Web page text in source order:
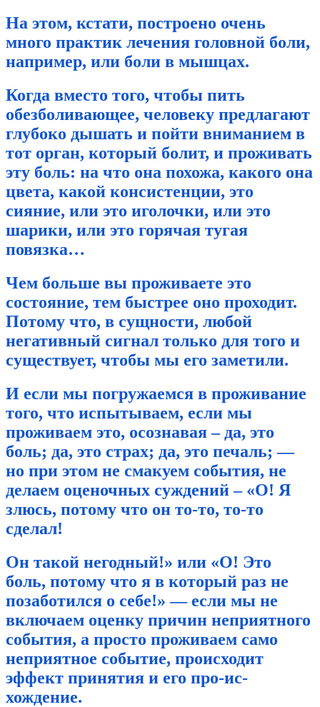
На этом, кстати, построено очень
много практик лечения головной боли,
например, или боли в мышцах.
Когда вместо того, чтобы пить
обезболивающее, человеку предлагают
глубоко дышать и пойти вниманием в
тот орган, который болит, и проживать
эту боль: на что она похожа, какого она
цвета, какой консистенции, это
сияние, или это иголочки, или это
шарики, или это горячая тугая
повязка…
Чем больше вы проживаете это
состояние, тем быстрее оно проходит.
Потому что, в сущности, любой
негативный сигнал только для того и
существует, чтобы мы его заметили.
И если мы погружаемся в проживание
того, что испытываем, если мы
проживаем это, осознавая – да, это
боль; да, это страх; да, это печаль; —
но при этом не смакуем события, не
делаем оценочных суждений – «О! Я
злюсь, потому что он то-то, то-то
сделал!
Он такой негодный!» или «О! Это
боль, потому что я в который раз не
позаботился о себе!» — если мы не
включаем оценку причин неприятного
события, а просто проживаем само
неприятное событие, происходит
эффект принятия и его про-ис-
хождение.